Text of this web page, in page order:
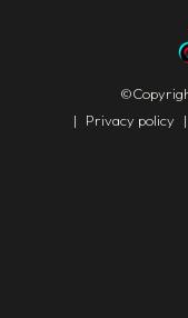
|
Privacy policy |